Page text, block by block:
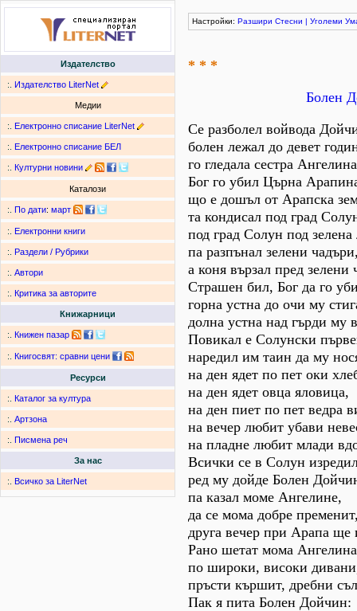
Издателство
:. Издателство LiterNet
Медии
:. Електронно списание LiterNet
:. Електронно списание БЕЛ
:. Културни новини
Каталози
:. По дати: март
:. Електронни книги
:. Раздели / Рубрики
:. Автори
:. Критика за авторите
Книжарници
:. Книжен пазар
:. Книгосвят: сравни цени
Ресурси
:. Каталог за култура
:. Артзона
:. Писмена реч
За нас
:. Всичко за LiterNet
Настройки: Разшири Стесни | Уголеми
* * *
Болен
Се разболел войвода
болен лежал до девет
го гледала сестра
Бог го убил Църна
що е дошъл от Арапска
та кондисал под град
под град Солун под зелена
па разпънал зелени
а коня вързал пред зелени
Страшен бил, Бог да го
горна устна до очи му
долна устна над гърди му
Повикал е Солунски
наредил им таин да му
на ден ядет по пет оки
на ден ядет овца яловица,
на ден пиет по пет ведра
на вечер любит убави
на пладне любит млади
Всички се в Солун
ред му дойде Болен
па казал моме Ангелине,
да се мома добре
друга вечер при Арапа ще
Рано шетат мома Ангелина
по широки, високи
пръсти кършит, дребни
Пак я пита Болен Дойчин: